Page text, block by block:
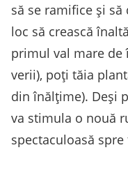
să se ramifice și
loc să crească
primul val mare
verii), poți tăia
din înălțime). Deși
va stimula o nouă
spectaculoasă